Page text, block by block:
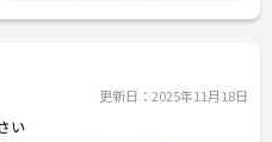
更新日：2025年11月18日
い